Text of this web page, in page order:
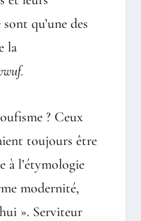
qu’une des
la
? Ceux
toujours être
à l’étymologie
modernité,
». Serviteur